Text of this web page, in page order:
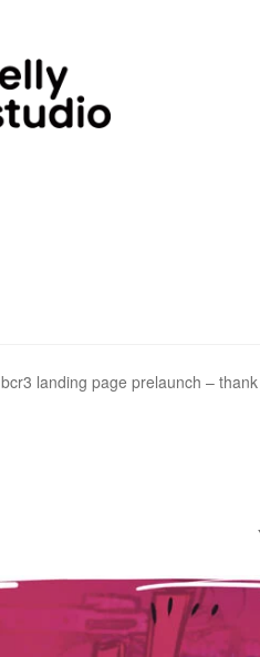
bcr3 landing page prelaunch –